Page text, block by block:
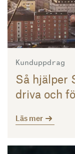
Kunduppdrag
Så hjäl­per
dri­va och
Läs mer